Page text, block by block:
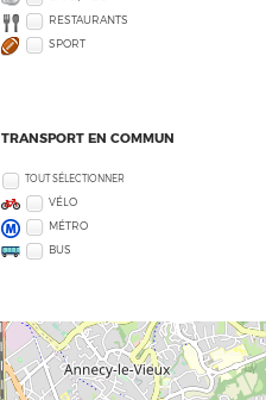
RESTAURANTS
SPORT
TRANSPORT EN COMMUN
TOUT SÉLECTIONNER
VÉLO
MÉTRO
BUS